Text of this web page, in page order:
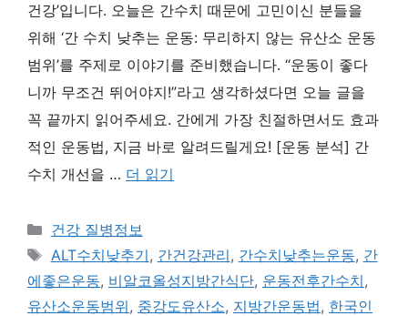
건강’입니다. 오늘은 간수치 때문에 고민이신 분들을
위해 ‘간 수치 낮추는 운동: 무리하지 않는 유산소 운동
범위’를 주제로 이야기를 준비했습니다. “운동이 좋다
니까 무조건 뛰어야지!”라고 생각하셨다면 오늘 글을
꼭 끝까지 읽어주세요. 간에게 가장 친절하면서도 효과
적인 운동법, 지금 바로 알려드릴게요! [운동 분석] 간
수치 개선을 … 더 읽기
카
테
고
리
건강 질병정보
태
그
ALT수치낮추기, 간건강관리, 간수치낮추는운동, 간
에좋은운동, 비알코올성지방간식단, 운동전후간수치,
유산소운동범위, 중강도유산소, 지방간운동법, 한국인